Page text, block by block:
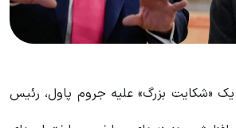
یک «شکایت بزرگ» علیه جروم پاول، رئیس